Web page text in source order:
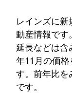
レインズに
動産情報です
延長などは含
年11月の価
す。前年比を
です。